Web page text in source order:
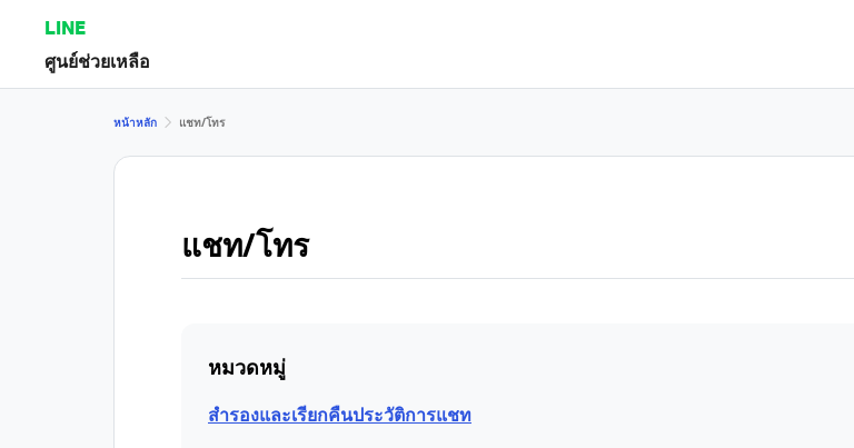
LINE
ศูนย์ช่วยเหลือ
หน้าหลัก แชท/โทร
แชท/โทร
หมวดหมู่
สำรองและเรียกคืนประวัติการแชท